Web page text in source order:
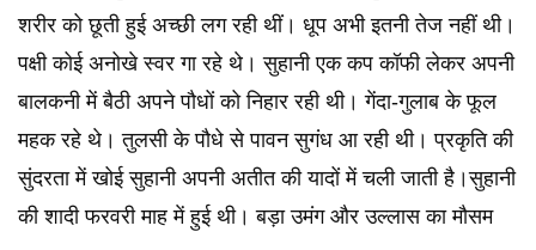
शरीर को छूती हुई अच्छी लग रही थीं। धूप अभी इतनी तेज नहीं थी।
पक्षी कोई अनोखे स्वर गा रहे थे। सुहानी एक कप कॉफी लेकर अपनी
बालकनी में बैठी अपने पौधों को निहार रही थी। गेंदा-गुलाब के फूल
महक रहे थे। तुलसी के पौधे से पावन सुगंध आ रही थी। प्रकृति की
सुंदरता में खोई सुहानी अपनी अतीत की यादों में चली जाती है।सुहानी
की शादी फरवरी माह में हुई थी। बड़ा उमंग और उल्लास का मौसम